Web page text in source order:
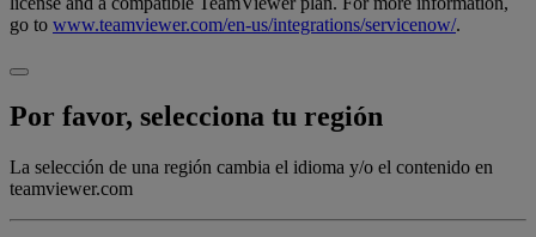
go to www.teamviewer.com/en-us/integrations/servicenow/.
Por favor, selecciona tu región
La selección de una región cambia el idioma y/o el contenido en
teamviewer.com